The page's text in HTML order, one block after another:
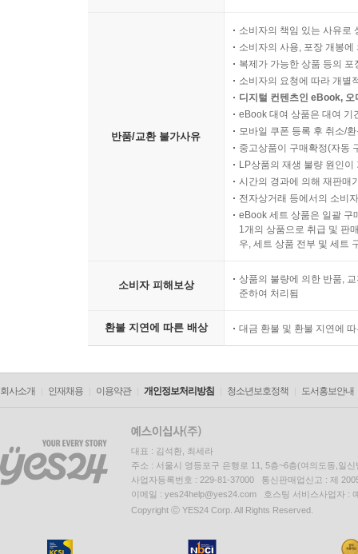
반품/교환 불가사유
소비자의 책임 있는 사유로
소비자의 사용, 포장 개봉
복제가 가능한 상품 등의
소비자의 요청에 따라 개별
디지털 컨텐츠인 eBook,
eBook 대여 상품은 대여 기
모바일 쿠폰 등록 후 취소/
중고상품이 구매확정(자동
LP상품의 재생 불량 원인
시간의 경과에 의해 재판매
전자상거래 등에서의 소비
eBook 세트 상품은 일괄 구
1개의 상품으로 취급 및 판
우, 세트 상품 전부 및 세트
소비자 피해보상
상품의 불량에 의한 반품,
준하여 처리됨
환불 지연에 따른 배상 대금 환불 및 환불 지연에
회사소개 인재채용 이용약관 개인정보처리방침 청소년보호정책 도서홍보안내
대표 : 김석환, 최세라
주소 : 서울시 영등포구 은행로 11, 5층~6층(여의도동,일신
사업자등록번호 : 229-81-37000 통신판매업신고 : 제
이메일 : yes24help@yes24.com 호스팅 서비스사업자 :
Copyright ⓒ YES24 Corp. All Rights Reserved.